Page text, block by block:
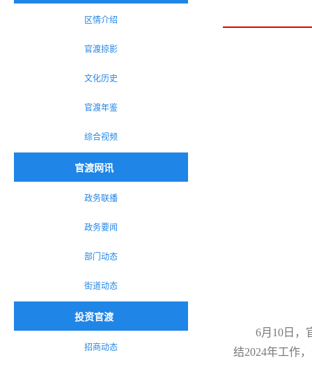
区情介绍
官渡掠影
文化历史
官渡年鉴
综合视频
官渡网讯
政务联播
政务要闻
部门动态
街道动态
投资官渡
招商动态
6月10日，
结2024年工作